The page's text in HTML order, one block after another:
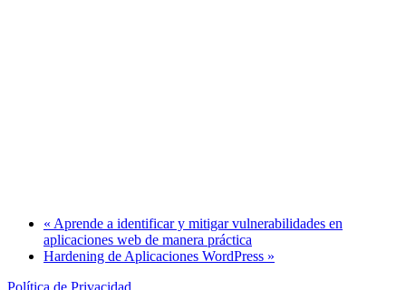
« Aprende a identificar y mitigar vulnerabilidades en
aplicaciones web de manera práctica
Hardening de Aplicaciones WordPress »
Política de Privacidad